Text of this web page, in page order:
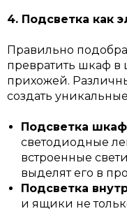
4. Подсветка как
Правильно
превратить шкаф в
прихожей.
создать
Подсветка
светодиодные
встроенные
выделят его в
Подсветка
и ящики не